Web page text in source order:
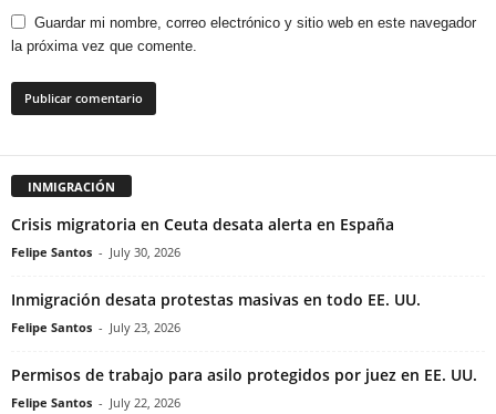
Guardar mi nombre, correo electrónico y sitio web en este navegador
la próxima vez que comente.
INMIGRACIÓN
Crisis migratoria en Ceuta desata alerta en España
Felipe Santos - July 30, 2026
Inmigración desata protestas masivas en todo EE. UU.
Felipe Santos - July 23, 2026
Permisos de trabajo para asilo protegidos por juez en EE. UU.
Felipe Santos - July 22, 2026